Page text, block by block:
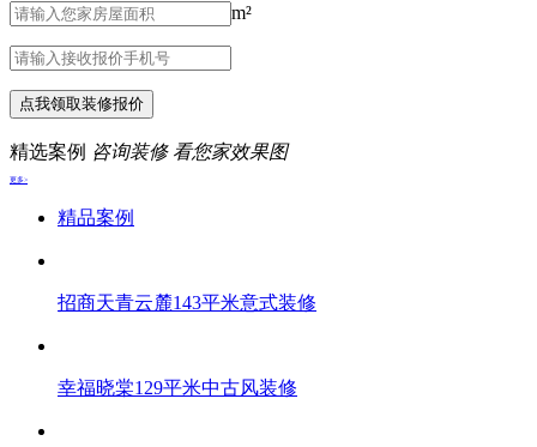
m²
点我领取装修报价
精选案例 咨询装修 看您家效果图
更多>
精品案例
招商天青云麓143平米意式装修
幸福晓棠129平米中古风装修